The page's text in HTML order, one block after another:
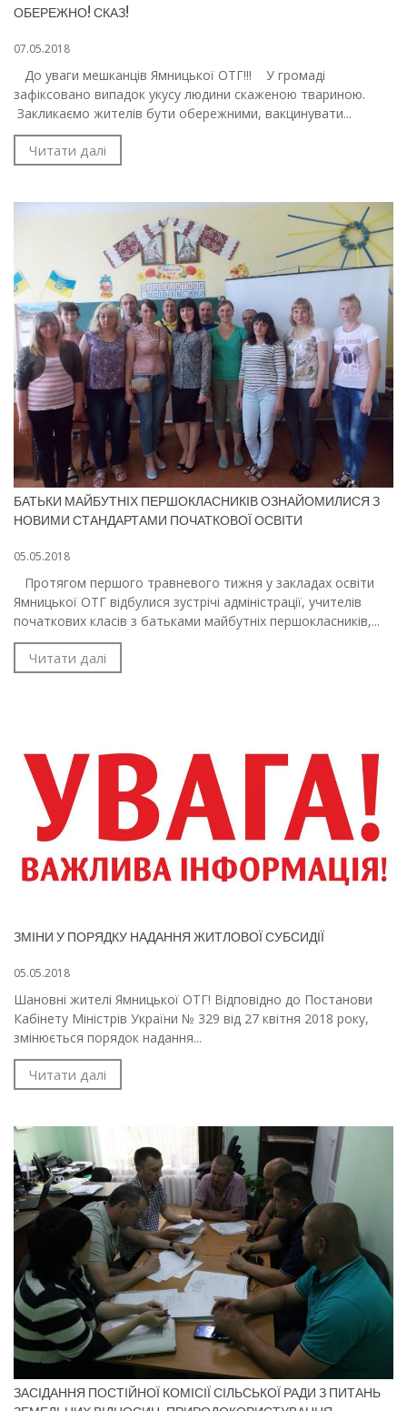
ОБЕРЕЖНО! СКАЗ!
07.05.2018
До уваги мешканців Ямницької ОТГ!!! У громаді
зафіксовано випадок укусу людини скаженою твариною.
Закликаємо жителів бути обережними, вакцинувати...
Читати далі
БАТЬКИ МАЙБУТНІХ ПЕРШОКЛАСНИКІВ ОЗНАЙОМИЛИСЯ З
НОВИМИ СТАНДАРТАМИ ПОЧАТКОВОЇ ОСВІТИ
05.05.2018
Протягом першого травневого тижня у закладах освіти
Ямницької ОТГ відбулися зустрічі адміністрації, учителів
початкових класів з батьками майбутніх першокласників,...
Читати далі
ЗМІНИ У ПОРЯДКУ НАДАННЯ ЖИТЛОВОЇ СУБСИДІЇ
05.05.2018
Шановні жителі Ямницької ОТГ! Відповідно до Постанови
Кабінету Міністрів України № 329 від 27 квітня 2018 року,
змінюється порядок надання...
Читати далі
ЗАСІДАННЯ ПОСТІЙНОЇ КОМІСІЇ СІЛЬСЬКОЇ РАДИ З ПИТАНЬ